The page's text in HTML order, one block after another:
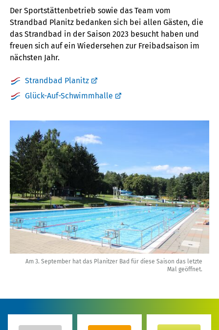
Der Sportstättenbetrieb sowie das Team vom
Strandbad Planitz bedanken sich bei allen Gästen, die
das Strandbad in der Saison 2023 besucht haben und
freuen sich auf ein Wiedersehen zur Freibadsaison im
nächsten Jahr.
Strandbad Planitz
Glück-Auf-Schwimmhalle
Am 3. September hat das Planitzer Bad für diese Saison das letzte
Mal geöffnet.